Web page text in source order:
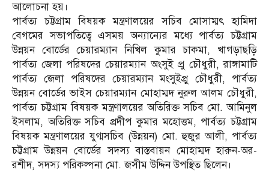
আলোচনা হয়।
পার্বত্য চট্টগ্রাম বিষয়ক মন্ত্রণালয়ের সচিব মোসাম্মৎ হামিদা
বেগমের সভাপতিত্বে এসময় অন্যান্যের মধ্যে পার্বত্য চট্টগ্রাম
উন্নয়ন বোর্ডের চেয়ারম্যান নিখিল কুমার চাকমা, খাগড়াছড়ি
পার্বত্য জেলা পরিষদের চেয়ারম্যান অংসুই প্রু চৌধুরী, রাঙ্গামাটি
পার্বত্য জেলা পরিষদের চেয়ারম্যান মংসুইপ্রু চৌধুরী, পার্বত্য
উন্নয়ন বোর্ডের ভাইস চেয়ারম্যান মোহাম্মদ নুরুল আলম চৌধুরী,
পার্বত্য চট্টগ্রাম বিষয়ক মন্ত্রণালয়ের অতিরিক্ত সচিব মো. আমিনুল
ইসলাম, অতিরিক্ত সচিব প্রদীপ কুমার মহোত্তম, পার্বত্য চট্টগ্রাম
বিষয়ক মন্ত্রণালয়ের যুগ্মসচিব (উন্নয়ন) মো. হুজুর আলী, পার্বত্য
চট্টগ্রাম উন্নয়ন বোর্ডের সদস্য বাস্তবায়ন মোহাম্মদ হারুন-অর-
রশীদ, সদস্য পরিকল্পনা মো. জসীম উদ্দিন উপস্থিত ছিলেন।